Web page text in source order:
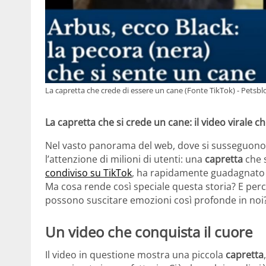
La capretta che crede di essere un cane (Fonte TikTok) -
La capretta che si crede un cane: il video virale
Nel vasto panorama del web, dove si
l’attenzione di milioni di utenti: una capretta che
condiviso su TikTok, ha rapidamente
Ma cosa rende così speciale questa storia? E
possono suscitare emozioni così profonde in
Un video che conquista il cuore
Il video in questione mostra una piccola capretta